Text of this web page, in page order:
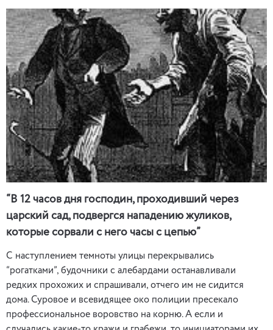
“В 12 часов дня господин, проходивший через
царский сад, подвергся нападению жуликов,
которые сорвали с него часы с цепью”
С наступлением темноты улицы перекрывались
“рогатками”, будочники с алебардами останавливали
редких прохожих и спрашивали, отчего им не сидится
дома. Суровое и всевидящее око полиции пресекало
профессиональное воровство на корню. А если и